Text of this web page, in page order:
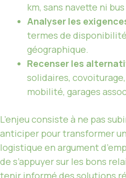
km, sans navette ni
Analyser les
termes de
géographique.
Recenser les
solidaires,
mobilité, garages
L’enjeu consiste à ne pas
anticiper pour transformer
logistique en argument
de s’appuyer sur les bons
tenir informé des solutions